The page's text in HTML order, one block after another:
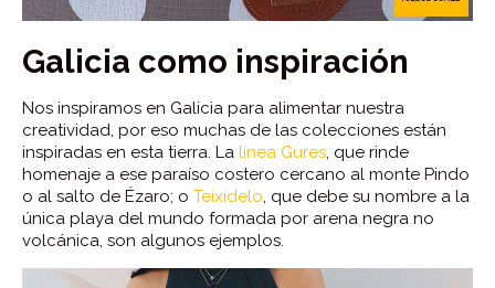
Galicia como inspiración
Nos inspiramos en Galicia para alimentar nuestra
creatividad, por eso muchas de las colecciones están
inspiradas en esta tierra. La línea Gures, que rinde
homenaje a ese paraíso costero cercano al monte Pindo
o al salto de Ézaro; o Teixidelo, que debe su nombre a la
única playa del mundo formada por arena negra no
volcánica, son algunos ejemplos.